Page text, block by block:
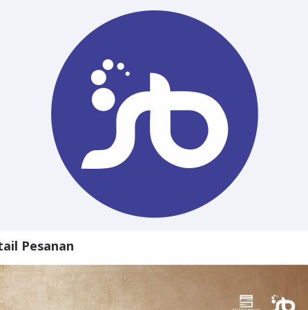
Pesanan